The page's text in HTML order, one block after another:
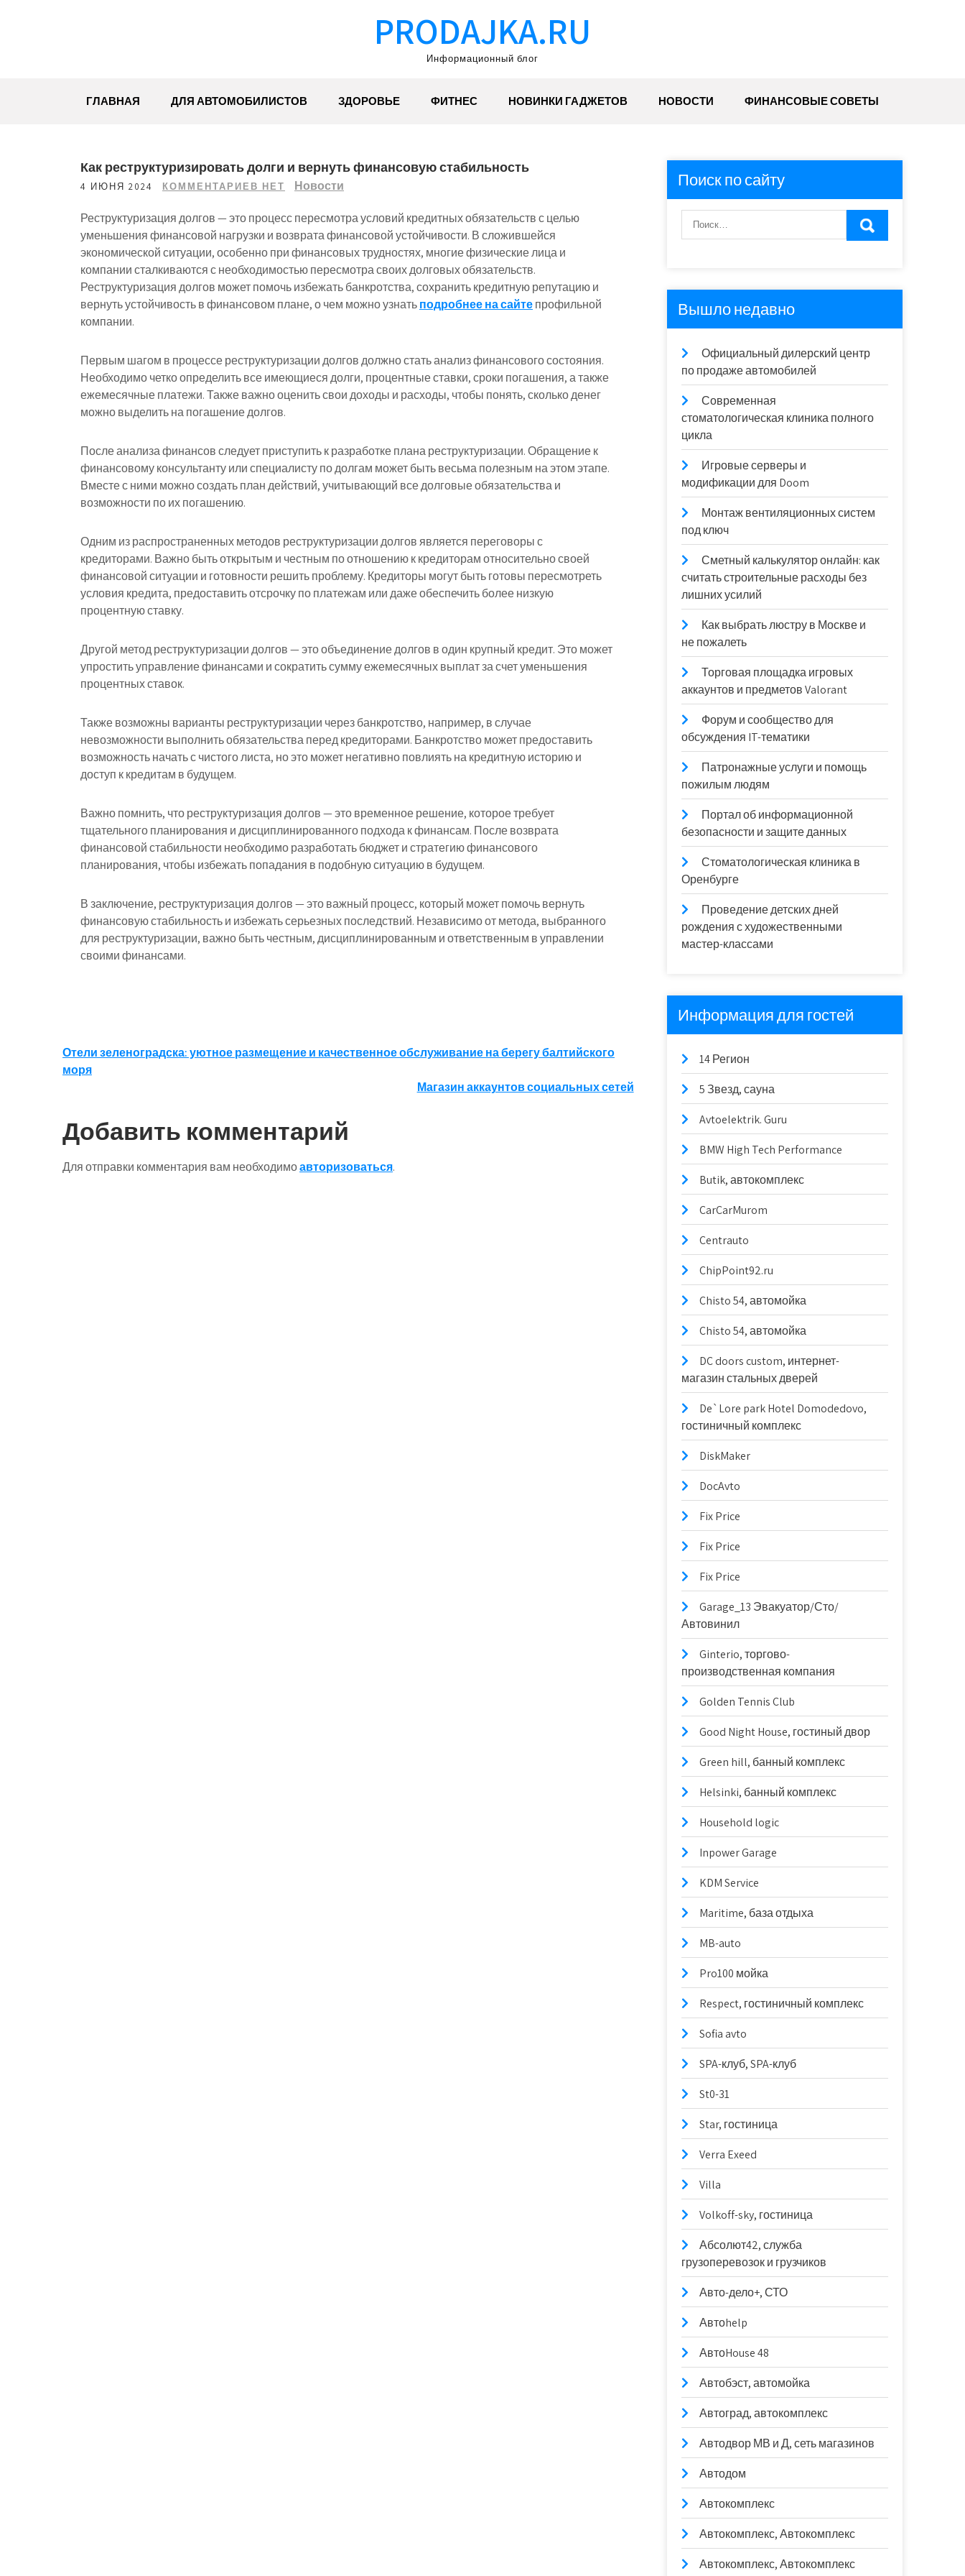
PRODAJKA.RU
Информационный блог
ГЛАВНАЯ ДЛЯ АВТОМОБИЛИСТОВ ЗДОРОВЬЕ ФИТНЕС НОВИНКИ ГАДЖЕТОВ НОВОСТИ ФИНАНСОВЫЕ СОВЕТЫ
Как реструктуризировать долги и вернуть финансовую стабильность
4 ИЮНЯ 2024 КОММЕНТАРИЕВ НЕТ Новости
Реструктуризация долгов — это процесс пересмотра условий кредитных обязательств с целью
уменьшения финансовой нагрузки и возврата финансовой устойчивости. В сложившейся
экономической ситуации, особенно при финансовых трудностях, многие физические лица и
компании сталкиваются с необходимостью пересмотра своих долговых обязательств.
Реструктуризация долгов может помочь избежать банкротства, сохранить кредитную репутацию и
вернуть устойчивость в финансовом плане, о чем можно узнатьподробнее на сайтепрофильной
компании.
Первым шагом в процессе реструктуризации долгов должно стать анализ финансового состояния.
Необходимо четко определить все имеющиеся долги, процентные ставки, сроки погашения, а также
ежемесячные платежи. Также важно оценить свои доходы и расходы, чтобы понять, сколько денег
можно выделить на погашение долгов.
После анализа финансов следует приступить к разработке плана реструктуризации. Обращение к
финансовому консультанту или специалисту по долгам может быть весьма полезным на этом этапе.
Вместе с ними можно создать план действий, учитывающий все долговые обязательства и
возможности по их погашению.
Одним из распространенных методов реструктуризации долгов является переговоры с
кредиторами. Важно быть открытым и честным по отношению к кредиторам относительно своей
финансовой ситуации и готовности решить проблему. Кредиторы могут быть готовы пересмотреть
условия кредита, предоставить отсрочку по платежам или даже обеспечить более низкую
процентную ставку.
Другой метод реструктуризации долгов — это объединение долгов в один крупный кредит. Это может
упростить управление финансами и сократить сумму ежемесячных выплат за счет уменьшения
процентных ставок.
Также возможны варианты реструктуризации через банкротство, например, в случае
невозможности выполнить обязательства перед кредиторами. Банкротство может предоставить
возможность начать с чистого листа, но это может негативно повлиять на кредитную историю и
доступ к кредитам в будущем.
Важно помнить, что реструктуризация долгов — это временное решение, которое требует
тщательного планирования и дисциплинированного подхода к финансам. После возврата
финансовой стабильности необходимо разработать бюджет и стратегию финансового
планирования, чтобы избежать попадания в подобную ситуацию в будущем.
В заключение, реструктуризация долгов — это важный процесс, который может помочь вернуть
финансовую стабильность и избежать серьезных последствий. Независимо от метода, выбранного
для реструктуризации, важно быть честным, дисциплинированным и ответственным в управлении
своими финансами.
Навигация
по
Отели зеленоградска: уютное размещение и качественное обслуживание на берегу балтийского
моря
Магазин аккаунтов социальных сетей
Добавить комментарий
Для отправки комментария вам необходимоавторизоваться.
Поиск по сайту
Вышло недавно
Официальный дилерский центр
по продаже автомобилей
Современная
стоматологическая клиника полного
цикла
Игровые серверы и
модификации для Doom
Монтаж вентиляционных систем
под ключ
Сметный калькулятор онлайн: как
считать строительные расходы без
лишних усилий
Как выбрать люстру в Москве и
не пожалеть
Торговая площадка игровых
аккаунтов и предметов Valorant
Форум и сообщество для
обсуждения IT-тематики
Патронажные услуги и помощь
пожилым людям
Портал об информационной
безопасности и защите данных
Стоматологическая клиника в
Оренбурге
Проведение детских дней
рождения с художественными
мастер-классами
Информация для гостей
14 Регион
5 Звезд, сауна
Avtoelektrik. Guru
BMW High Tech Performance
Butik, автокомплекс
CarCarMurom
Centrauto
ChipPoint92.ru
Chisto 54, автомойка
Chisto 54, автомойка
DC doors custom, интернет-
магазин стальных дверей
De`Lore park Hotel Domodedovo,
гостиничный комплекс
DiskMaker
DocAvto
Fix Price
Fix Price
Fix Price
Garage_13 Эвакуатор/Сто/
Автовинил
Ginterio, торгово-
производственная компания
Golden Tennis Club
Good Night House, гостиный двор
Green hill, банный комплекс
Helsinki, банный комплекс
Household logic
Inpower Garage
KDM Service
Maritime, база отдыха
MB-auto
Pro100 мойка
Respect, гостиничный комплекс
Sofia avto
SPA-клуб, SPA-клуб
St0-31
Star, гостиница
Verra Exeed
Villa
Volkoff-sky, гостиница
Абсолют42, служба
грузоперевозок и грузчиков
Авто-дело+, СТО
Автоhelp
АвтоHouse 48
Автобэст, автомойка
Автоград, автокомплекс
Автодвор МВ и Д, сеть магазинов
Автодом
Автокомплекс
Автокомплекс, Автокомплекс
Автокомплекс, Автокомплекс